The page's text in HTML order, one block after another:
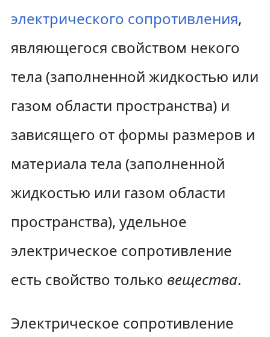
электрического сопротивления,
являющегося свойством некого
тела (заполненной жидкостью или
газом области пространства) и
зависящего от формы размеров и
материала тела (заполненной
жидкостью или газом области
пространства), удельное
электрическое сопротивление
есть свойство только вещества.
Электрическое сопротивление